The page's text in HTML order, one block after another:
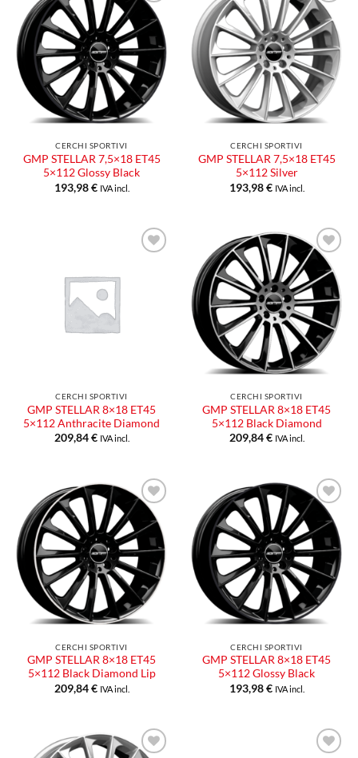
Aggiungi
alla lista
dei
desideri
CERCHI SPORTIVI
GMP STELLAR 7,5×18 ET45
5×112 Glossy Black
193,98€ IVA incl.
Aggiungi
alla lista
dei
desideri
CERCHI SPORTIVI
GMP STELLAR 7,5×18 ET45
5×112 Silver
193,98€ IVA incl.
CERCHI SPORTIVI
GMP STELLAR 8×18 ET45
5×112 Anthracite Diamond
209,84€ IVA incl.
Aggiungi
alla lista
dei
desideri
CERCHI SPORTIVI
GMP STELLAR 8×18 ET45
5×112 Black Diamond
209,84€ IVA incl.
Aggiungi
alla lista
dei
desideri
CERCHI SPORTIVI
GMP STELLAR 8×18 ET45
5×112 Black Diamond Lip
209,84€ IVA incl.
Aggiungi
alla lista
dei
desideri
CERCHI SPORTIVI
GMP STELLAR 8×18 ET45
5×112 Glossy Black
193,98€ IVA incl.